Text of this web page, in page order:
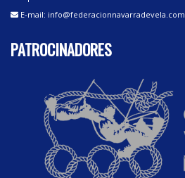
E-mail: info@federacionnavarradevela.com
PATROCINADORES